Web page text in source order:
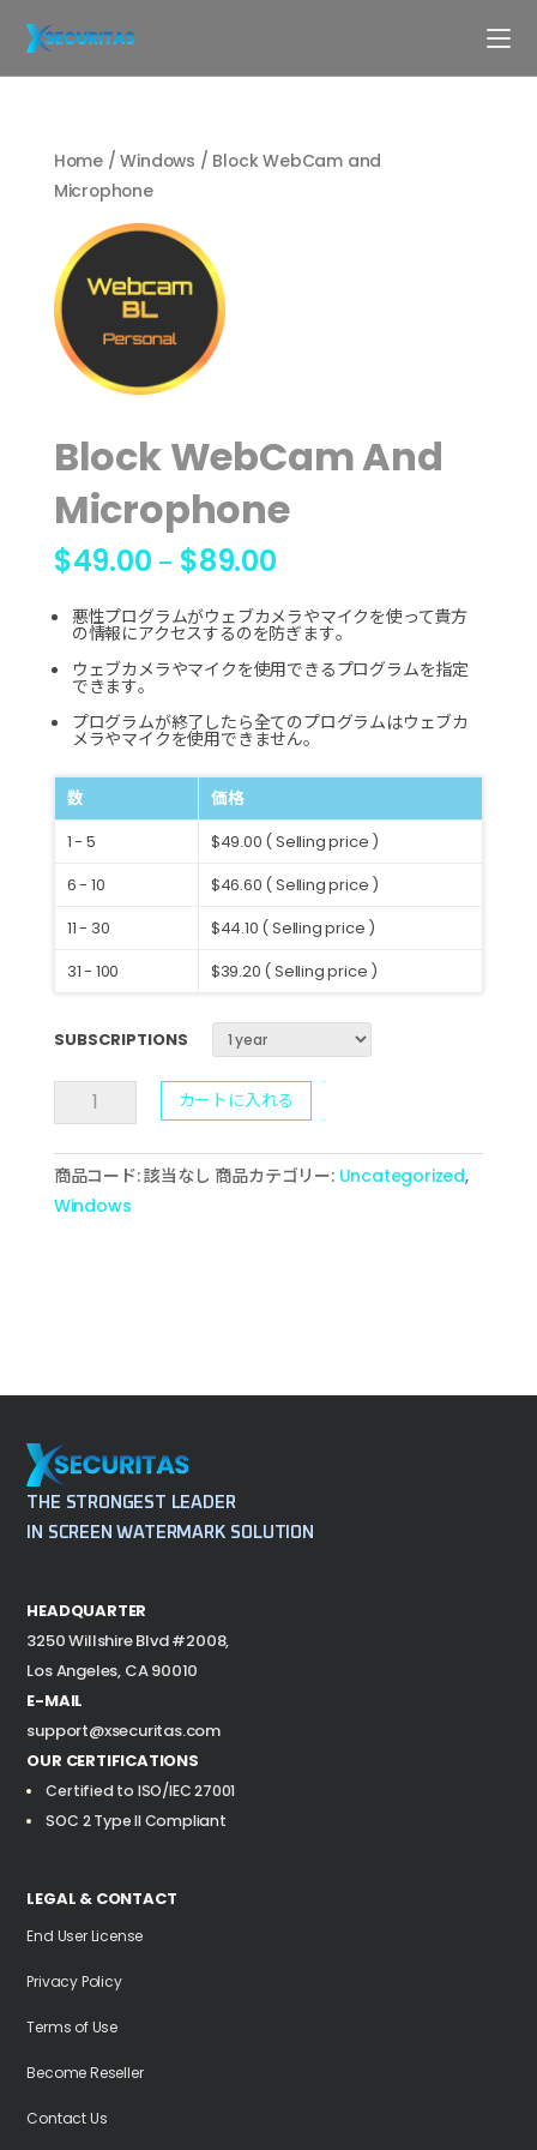
Home /Windows / Block WebCam and
Microphone
Block WebCam And
Microphone
$49.00 – $89.00
悪性プログラムがウェブカメラやマイクを使って貴方
の情報にアクセスするのを防ぎます。
ウェブカメラやマイクを使用できるプログラムを指定
できます。
プログラムが終了したら全てのプログラムはウェブカ
メラやマイクを使用できません。
数
価格
1 - 5
$49.00 ( Selling price )
6 - 10
$46.60 ( Selling price )
11 - 30
$44.10 ( Selling price )
31 - 100
$39.20 ( Selling price )
SUBSCRIPTIONS
カートに入れる
商品コード:該当なし 商品カテゴリー: Uncategorized,
Windows
THE STRONGEST LEADER
IN SCREEN WATERMARK SOLUTION
HEADQUARTER
3250 Willshire Blvd #2008,
Los Angeles, CA 90010
E-MAIL
support@xsecuritas.com
OUR CERTIFICATIONS
Certified to ISO/IEC 27001
SOC 2 Type II Compliant
LEGAL & CONTACT
End User License
Privacy Policy
Terms of Use
Become Reseller
Contact Us